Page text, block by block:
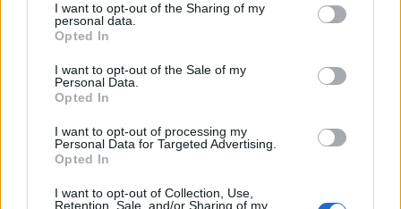
I want to opt-out of the Sharing of my
personal data.
Opted In
I want to opt-out of the Sale of my
Personal Data.
Opted In
I want to opt-out of processing my
Personal Data for Targeted Advertising.
Opted In
I want to opt-out of Collection, Use,
Retention, Sale, and/or Sharing of my
EMEC celebra a conclusão de mais um Curso de
Educação e Formação de Adultos na Escola de Tecnologia
e Gestão de Barcelos
ÚLTIMAS
ATUALIDADE 16 horas atrás